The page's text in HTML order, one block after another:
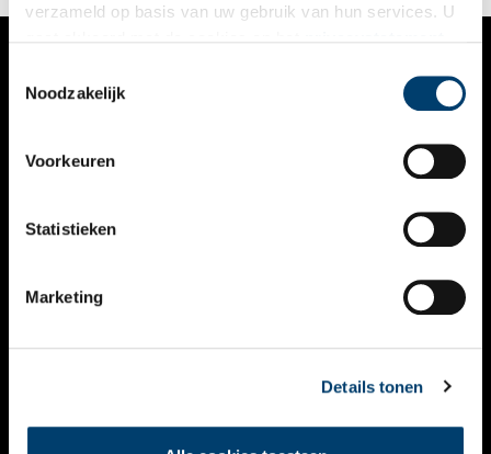
verzameld op basis van uw gebruik van hun services. U
Noodzakelijk
Voorkeuren
Statistieken
Marketing
Details tonen
VERHALEN
KALENDER
THEMA’S
VIDEO’S
CONTACT